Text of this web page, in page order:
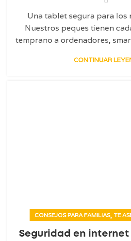
Una tablet segura para los
Nuestros peques tienen
temprano a ordenadores,
CONTINUAR
CONSEJOS PARA FAMILIAS, TE
Seguridad en